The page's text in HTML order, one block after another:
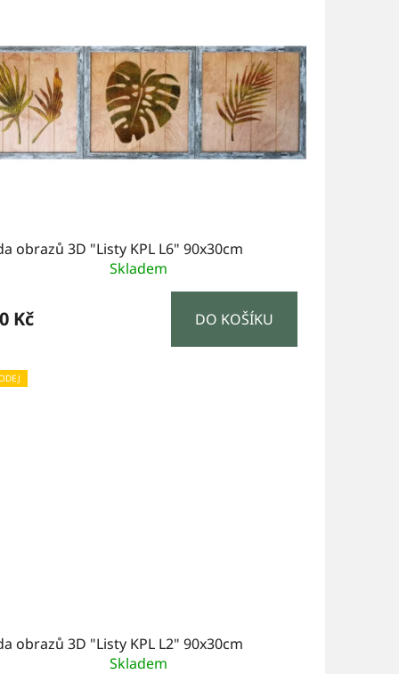
obrazů 3D "Listy KPL L6" 90x30cm
Skladem
Kč DO KOŠÍKU
obrazů 3D "Listy KPL L2" 90x30cm
Skladem